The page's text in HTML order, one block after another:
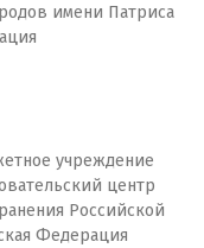
имени Патриса
учреждение
центр
Российской
Федерация